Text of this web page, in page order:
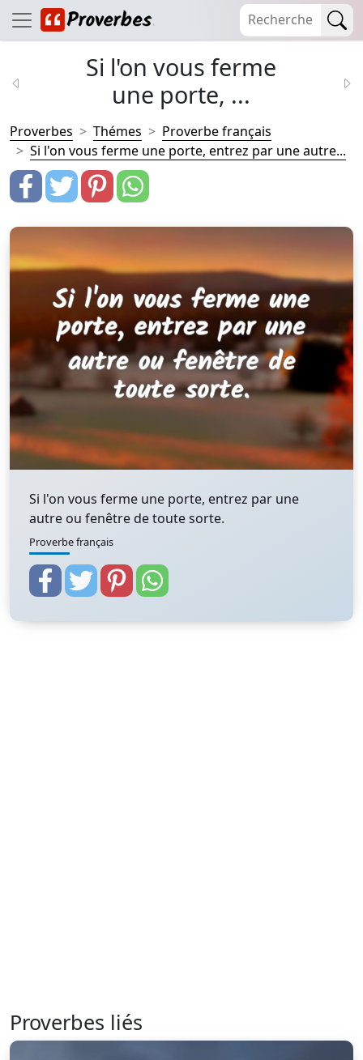
Si l'on vous ferme
une porte, ...
Proverbes Thémes
Proverbe français
Si l'on vous ferme une porte, entrez par une autre...
Si l'on vous ferme une porte, entrez par une
autre ou fenêtre de toute sorte.
Proverbe français
Proverbes liés